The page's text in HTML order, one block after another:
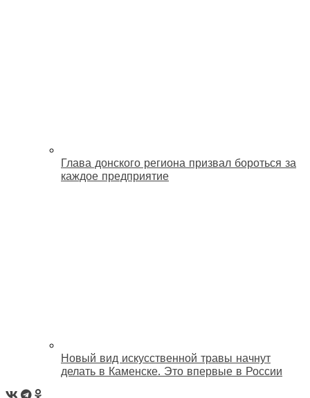
Глава донского региона призвал бороться за
каждое предприятие
Новый вид искусственной травы начнут
делать в Каменске. Это впервые в России